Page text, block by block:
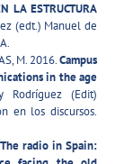
LA ESTRUCTURA
(edt.) Manuel de
M. 2016.Campus
in the age
Rodríguez (Edit)
en los discursos.
The radio in Spain: